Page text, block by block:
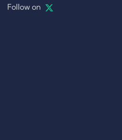
Follow on